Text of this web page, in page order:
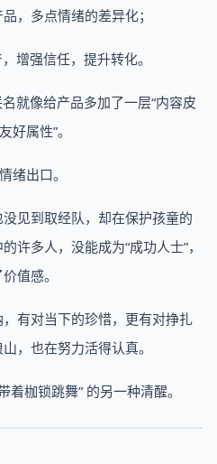
，多点情绪的差异化；
增强信任，提升转化。
就像给产品多加了一层“内容皮
好属性”。
绪出口。
见到取经队，却在保护孩童的
许多人，没能成为“成功人士”，
值感。
有对当下的珍惜，更有对挣扎
，也在努力活得认真。
着枷锁跳舞” 的另一种清醒。